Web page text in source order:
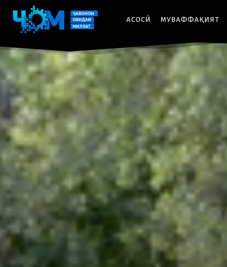
АСОСӢ МУВАФФАҚИЯТ